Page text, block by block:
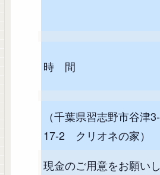
時 間
（千葉県習志野市谷津3-
17-2 クリオネの家）
現金のご用意をお願いし